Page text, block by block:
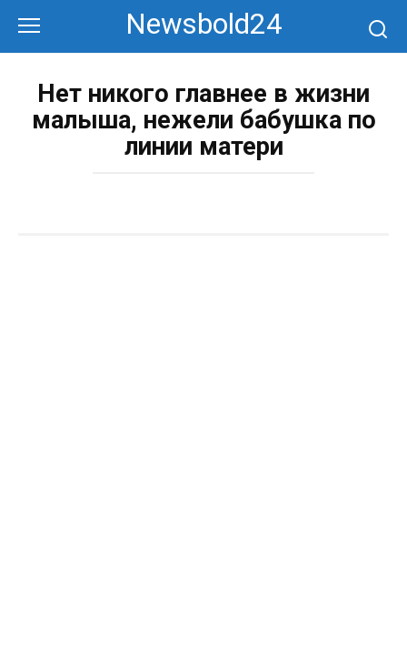
контенту
Newsbold24
Нет никого главнее в жизни
малыша, нежели бабушка по
линии матери